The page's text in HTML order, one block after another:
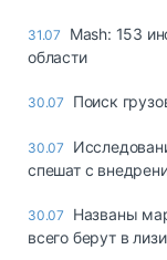
31.07
Mash: 153
области
30.07 Поиск
30.07
спешат с
30.07
Названы
всего берут в